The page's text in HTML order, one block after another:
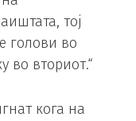
тој
голови во
во вториот.“
кога на